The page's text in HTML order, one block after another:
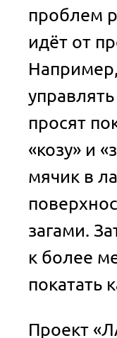
проблем
идёт от
просят
«козу» и
мячик в
загами.
к более
покатать
Проект